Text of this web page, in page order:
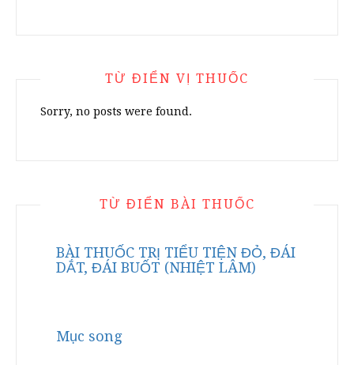
TỪ ĐIỂN VỊ THUỐC
Sorry, no posts were found.
TỪ ĐIỂN BÀI THUỐC
BÀI THUỐC TRỊ TIỂU TIỆN ĐỎ, ĐÁI
DẮT, ĐÁI BUỐT (NHIỆT LÂM)
Mục song